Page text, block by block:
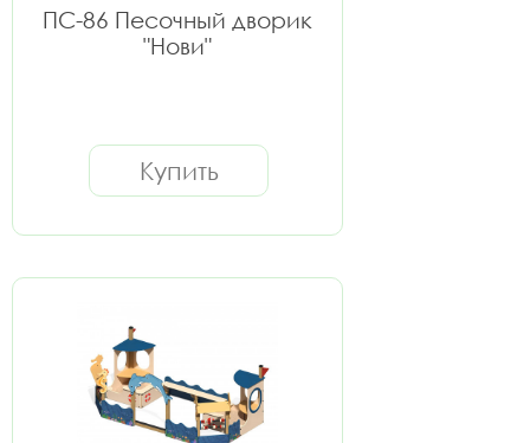
ПС-86 Песочный дворик
"Нови"
Купить